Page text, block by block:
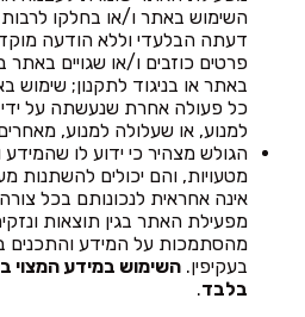
דעתה הבלעדי וללא הודעה
פרטים כוזבים ו/או שגויים באתר
באתר או בניגוד לתקנון;
כל פעולה אחרת שנעשתה על ידי
למנוע, או שעלולה למנוע,
הגולש מצהיר כי ידוע לו
מטעויות, והם יכולים להשתנות
אינה אחראית לנכונותם בכל
מפעילת האתר בגין תוצאות
מהסתמכות על המידע והתכנים
בעקיפין. השימוש במידע המצוי
בלבד.